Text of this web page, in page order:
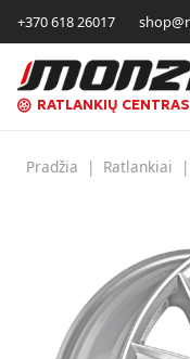
+370 618 26017
RATLANKIŲ CENTRAS
Pradžia | Ratlankiai |